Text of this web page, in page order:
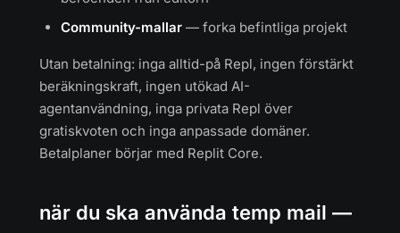
Community-mallar — forka befintliga projekt
Utan betalning: inga alltid-på Repl, ingen förstärkt
beräkningskraft, ingen utökad AI-
agentanvändning, inga privata Repl över
gratiskvoten och inga anpassade domäner.
Betalplaner börjar med Replit Core.
när du ska använda temp mail —